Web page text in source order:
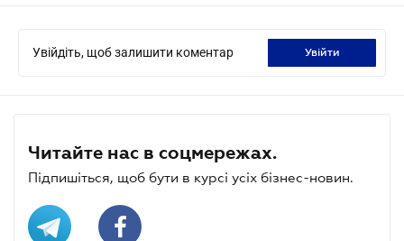
Увійдіть, щоб залишити коментар увійти
Читайте нас в соцмережах.
Підпишіться, щоб бути в курсі усіх бізнес-новин.